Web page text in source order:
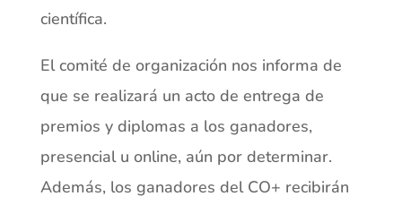
científica.
El comité de organización nos informa de
que se realizará un acto de entrega de
premios y diplomas a los ganadores,
presencial u online, aún por determinar.
Además, los ganadores del CO+ recibirán